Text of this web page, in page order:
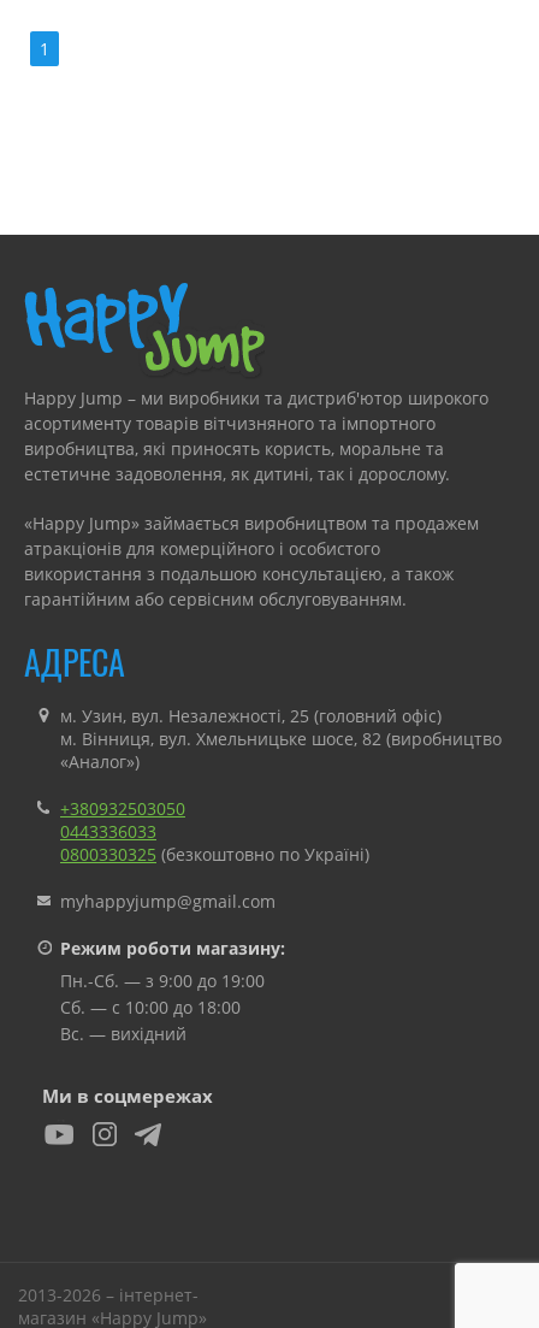
1
Happy Jump – ми виробники та дистриб'ютор широкого
асортименту товарів вітчизняного та імпортного
виробництва, які приносять користь, моральне та
естетичне задоволення, як дитині, так і дорослому.
«Happy Jump» займається виробництвом та продажем
атракціонів для комерційного і особистого
використання з подальшою консультацією, а також
гарантійним або сервісним обслуговуванням.
АДРЕСА
м. Узин, вул. Незалежності, 25 (головний офіс)
м. Вінниця, вул. Хмельницьке шосе, 82 (виробництво
«Аналог»)
+380932503050
0443336033
0800330325 (безкоштовно по Україні)
myhappyjump@gmail.com
Режим роботи магазину:
Пн.-Сб. — з 9:00 до 19:00
Сб. — с 10:00 до 18:00
Вс. — вихідний
Ми в соцмережах
2013-2026 – інтернет-
магазин «Happy Jump»